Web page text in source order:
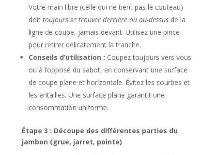
Votre main libre (celle qui ne tient pas le couteau)
doit toujours se trouver derrière ou au-dessus de la
ligne de coupe, jamais devant. Utilisez une pince
pour retirer délicatement la tranche.
Conseils d’utilisation : Coupez toujours vers vous
ou à l’opposé du sabot, en conservant une surface
de coupe plane et horizontale. Évitez les courbes et
les entailles. Une surface plane garantit une
consommation uniforme.
Étape 3 : Découpe des différentes parties du
jambon (grue, jarret, pointe)